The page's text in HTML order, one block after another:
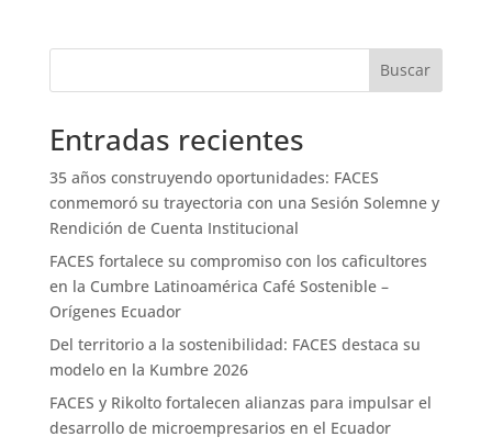
Buscar
Entradas recientes
35 años construyendo oportunidades: FACES
conmemoró su trayectoria con una Sesión Solemne y
Rendición de Cuenta Institucional
FACES fortalece su compromiso con los caficultores
en la Cumbre Latinoamérica Café Sostenible –
Orígenes Ecuador
Del territorio a la sostenibilidad: FACES destaca su
modelo en la Kumbre 2026
FACES y Rikolto fortalecen alianzas para impulsar el
desarrollo de microempresarios en el Ecuador